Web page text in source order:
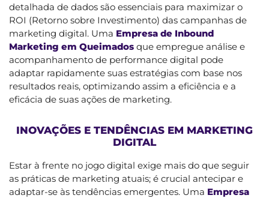
detalhada de dados são essenciais para maximizar o
ROI (Retorno sobre Investimento) das campanhas de
marketing digital. Uma Empresa de Inbound
Marketing em Queimados que empregue análise e
acompanhamento de performance digital pode
adaptar rapidamente suas estratégias com base nos
resultados reais, optimizando assim a eficiência e a
eficácia de suas ações de marketing.
INOVAÇÕES E TENDÊNCIAS EM MARKETING
DIGITAL
Estar à frente no jogo digital exige mais do que seguir
as práticas de marketing atuais; é crucial antecipar e
adaptar-se às tendências emergentes. Uma Empresa